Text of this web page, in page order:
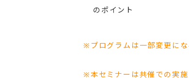
のポイント
※プログラムは一部変更にな
※本セミナーは共催での実施